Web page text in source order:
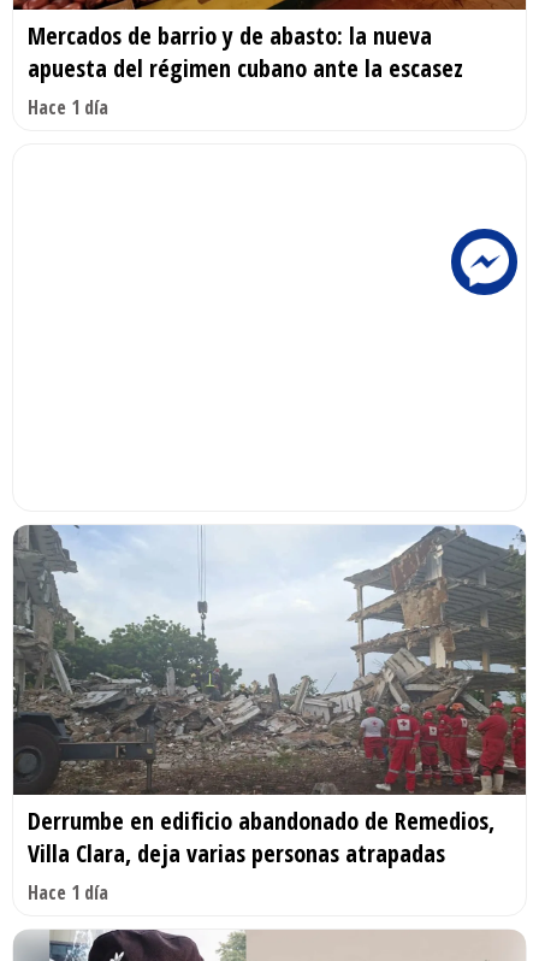
Mercados de barrio y de abasto: la nueva
apuesta del régimen cubano ante la escasez
Hace 1 día
Derrumbe en edificio abandonado de Remedios,
Villa Clara, deja varias personas atrapadas
Hace 1 día